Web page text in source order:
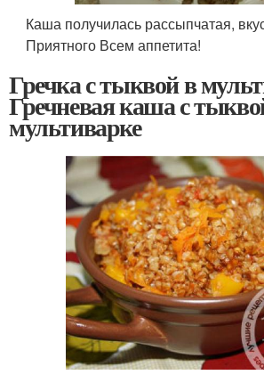
Каша получилась рассыпчатая,
Приятного Всем аппетита!
Гречка с тыквой в
Гречневая каша с
мультиварке